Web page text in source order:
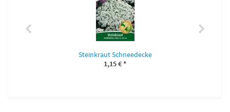
Steinkraut Schneedecke
1,15 €*